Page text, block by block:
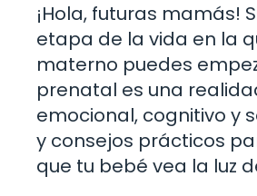
¡Hola, futuras mamás!
etapa de la vida en la
materno puedes
prenatal es una
emocional, cognitivo y
y consejos prácticos
que tu bebé vea la luz